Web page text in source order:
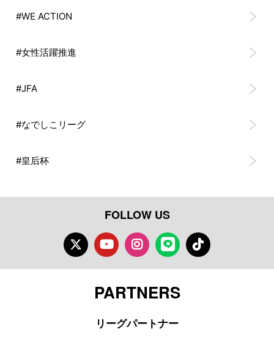
#WE ACTION
#女性活躍推進
#JFA
#なでしこリーグ
#皇后杯
FOLLOW US
TwitterYoutubeInstagram
LINE TikTok
PARTNERS
リーグパートナー